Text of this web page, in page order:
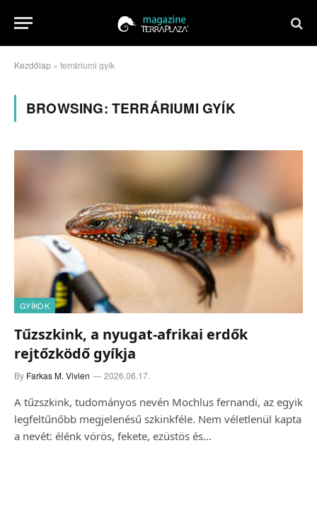
Kezdőlap » terráriumi gyík
BROWSING: TERRÁRIUMI GYÍK
GYÍKOK
Tűzszkink, a nyugat-afrikai erdők
rejtőzködő gyíkja
By Farkas M. Vivien 2026.06.17.
A tűzszkink, tudományos nevén Mochlus fernandi, az egyik
legfeltűnőbb megjelenésű szkinkféle. Nem véletlenül kapta
a nevét: élénk vörös, fekete, ezüstös és…